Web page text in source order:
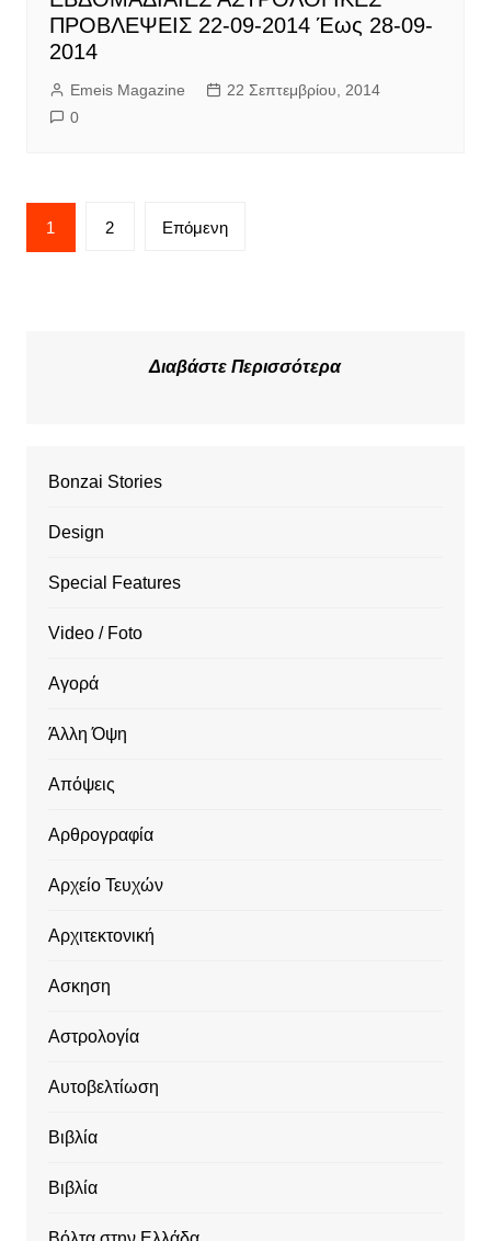
ΠΡΟΒΛΕΨΕΙΣ 22-09-2014 Έως 28-09-
2014
Emeis Magazine
22 Σεπτεμβρίου, 2014
0
Σελιδοποίηση
άρθρων
1 2 Επόμενη
Διαβάστε Περισσότερα
Bonzai Stories
Design
Special Features
Video / Foto
Αγορά
Άλλη Όψη
Απόψεις
Αρθρογραφία
Αρχείο Τευχών
Αρχιτεκτονική
Ασκηση
Αστρολογία
Αυτοβελτίωση
Βιβλία
Βιβλία